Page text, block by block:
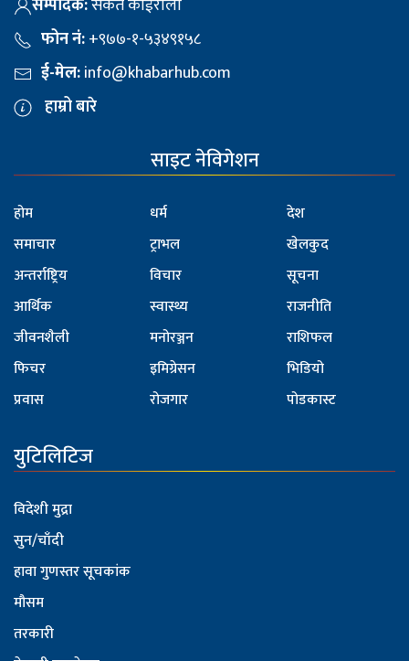
सम्पादक:संकेत कोईराला
फोन नं:+९७७-१-५३४९१५८
ई-मेल:info@khabarhub.com
हाम्रो बारे
साइट नेविगेशन
होम
समाचार
अन्तर्राष्ट्रिय
आर्थिक
जीवनशैली
फिचर
प्रवास
धर्म
ट्राभल
विचार
स्वास्थ्य
मनोरञ्जन
इमिग्रेसन
रोजगार
देश
खेलकुद
सूचना
राजनीति
राशिफल
भिडियो
पोडकास्ट
युटिलिटिज
विदेशी मुद्रा
सुन/चाँदी
हावा गुणस्तर सूचकांक
मौसम
तरकारी